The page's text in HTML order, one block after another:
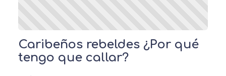
Caribeños rebeldes ¿Por qué
tengo que callar?